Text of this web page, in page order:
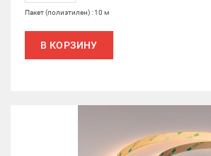
Пакет (полиэтилен) : 10 м
В КОРЗИНУ